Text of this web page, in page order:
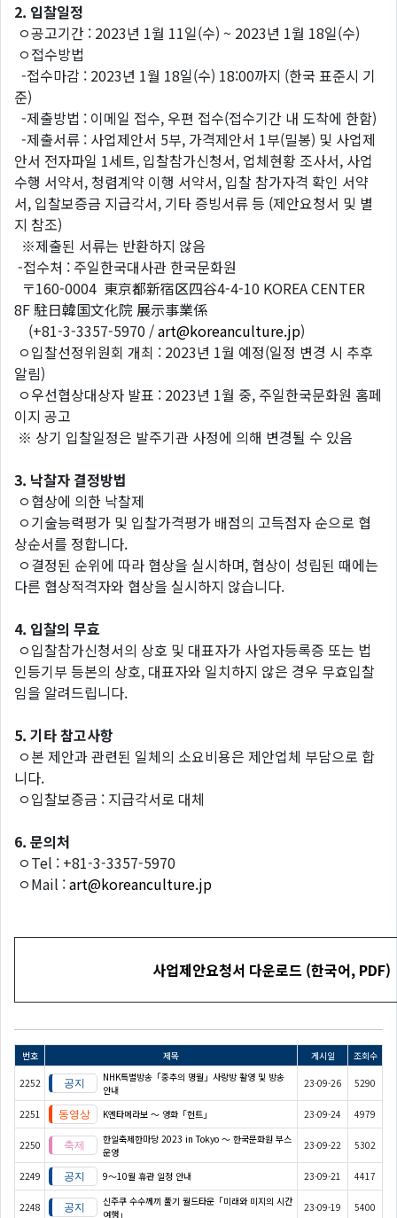
2. 입찰일정
ㅇ공고기간 : 2023년 1월 11일(수) ~ 2023년 1월 18일(수)
ㅇ접수방법
-접수마감 : 2023년 1월 18일(수) 18:00까지 (한국 표준시 기
준)
-제출방법 : 이메일 접수, 우편 접수(접수기간 내 도착에 한함)
-제출서류 : 사업제안서 5부, 가격제안서 1부(밀봉) 및 사업제
안서 전자파일 1세트, 입찰참가신청서, 업체현황 조사서, 사업
수행 서약서, 청렴계약 이행 서약서, 입찰 참가자격 확인 서약
서, 입찰보증금 지급각서, 기타 증빙서류 등 (제안요청서 및 별
지 참조)
※제출된 서류는 반환하지 않음
-접수처 : 주일한국대사관 한국문화원
〒160-0004 東京都新宿区四谷4-4-10 KOREA CENTER
8F 駐日韓国文化院 展示事業係
(+81-3-3357-5970 /art@koreanculture.jp)
ㅇ입찰선정위원회 개최 : 2023년 1월 예정(일정 변경 시 추후
알림)
ㅇ우선협상대상자 발표 : 2023년 1월 중, 주일한국문화원 홈페
이지 공고
※ 상기 입찰일정은 발주기관 사정에 의해 변경될 수 있음
3. 낙찰자 결정방법
ㅇ협상에 의한 낙찰제
ㅇ기술능력평가 및 입찰가격평가 배점의 고득점자 순으로 협
상순서를 정합니다.
ㅇ결정된 순위에 따라 협상을 실시하며, 협상이 성립된 때에는
다른 협상적격자와 협상을 실시하지 않습니다.
4. 입찰의 무효
ㅇ입찰참가신청서의 상호 및 대표자가 사업자등록증 또는 법
인등기부 등본의 상호, 대표자와 일치하지 않은 경우 무효입찰
임을 알려드립니다.
5. 기타참고사항
ㅇ본 제안과 관련된 일체의 소요비용은 제안업체 부담으로 합
니다.
ㅇ입찰보증금 : 지급각서로 대체
6. 문의처
ㅇTel : +81-3-3357-5970
ㅇMail :art@koreanculture.jp
사업제안요청서 다운로드 (한국어, PDF)
번호 제목 게시일 조회수
2252
NHK특별방송「중추의 명월」사랑방 촬영 및 방송
안내
23-09-26 5290
2251 K엔타메라보 ～ 영화「헌트」 23-09-24 4979
2250
한일축제한마당 2023 in Tokyo 〜 한국문화원 부스
운영
23-09-22 5302
2249 9～10월 휴관 일정 안내 23-09-21 4417
2248
신주쿠 수수께끼 풀기 월드타운「미래와 미지의 시간
여행」
23-09-19 5400